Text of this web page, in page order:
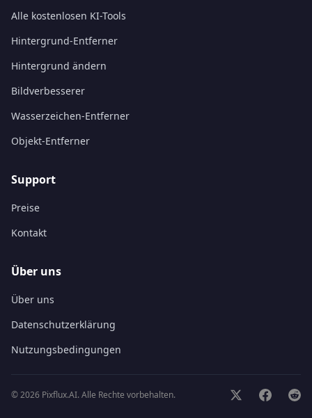
Alle kostenlosen KI-Tools
Hintergrund-Entferner
Hintergrund ändern
Bildverbesserer
Wasserzeichen-Entferner
Objekt-Entferner
Support
Preise
Kontakt
Über uns
Über uns
Datenschutzerklärung
Nutzungsbedingungen
©2026 Pixflux.AI.Alle Rechte vorbehalten.